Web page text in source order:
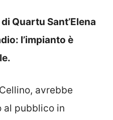
Quartu Sant’Elena
l’impianto è
avrebbe
al pubblico in